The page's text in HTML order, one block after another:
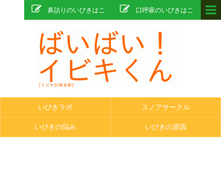
口呼吸のいびきはこ
鼻詰りのいびきはこ
いびきラボ スノアサークル
いびきの悩み いびきの原因